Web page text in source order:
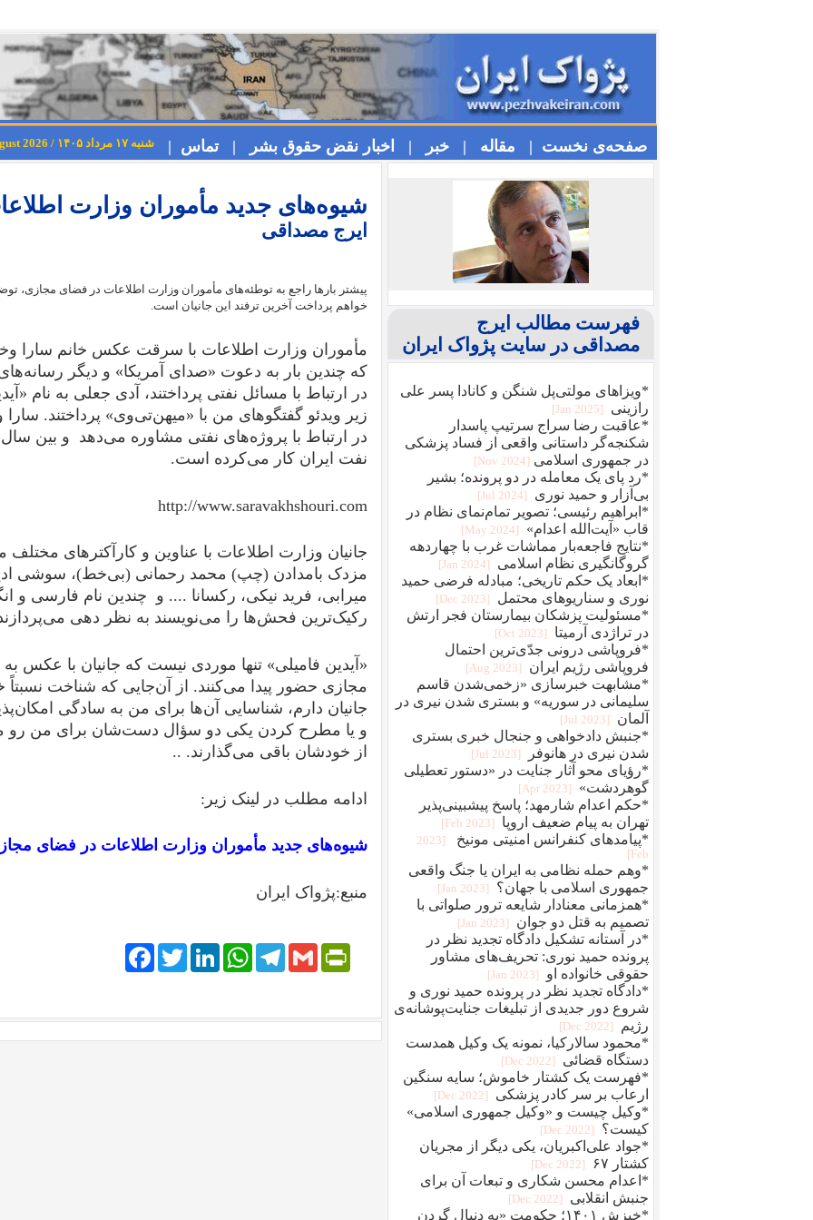
صفحه‌ی نخست | مقاله | خبر | اخبار نقض حقوق بشر | تماس | شنبه ۱۷ مرداد ۱۴۰۵ / Saturday 8th August 2026
شیوه‌های جدید مأموران وزارت
ایرج مصداقی
پیشتر بارها راجع به توطئه‌های مأموران وزارت اطلاعات در فضای مجازی،
خواهم پرداخت آخرین ترفند این جانیان است.
مأموران وزارت اطلاعات با سرقت عکس خانم سارا
که چندین بار به دعوت «صدای آمریکا» و دیگر
در ارتباط با مسائل نفتی پرداختند، آدی جعلی به نام
زیر ویدئو‌ گفتگوهای من با «میهن‌تی‌وی» پرداختند.
نفت ایران کار می‌کرده است.
http://www.saravakhshouri.com
مزدک بامدادن (چپ) محمد رحمانی (بی‌خط)، سوشی
میرابی، فرید نیکی، رکسانا .... و چندین نام فارسی و
رکیک‌ترین فحش‌ها را می‌نویسند به نظر دهی
«آیدین فامیلی» تنها موردی نیست که جانیان با
مجازی حضور پیدا می‌کنند. از آن‌جایی که شناخت
جانیان دارم، شناسایی آن‌ها برای من به سادگی
و یا مطرح کردن یکی دو سؤال دست‌شان برای من رو
از خودشان باقی می‌گذارند. ..
ادامه مطلب در لینک زیر:
شیوه‌های جدید مأموران وزارت اطلاعات در فضای
منبع:پژواک ایران
FacebookTwitterLinkedIn
WhatsAppTelegramGmail
PrintFriendly
فهرست مطالب ایرج
مصداقی در سایت پژواک ایران
*ویزا‌های مولتی‌پل شنگن و کانادا پسر علی
رازینی
[2025 Jan]
*عاقبت رضا سراج سرتيپ پاسدار
شکنجه‌گر داستانی واقعی از فساد پزشکی
در جمهوری اسلامی [2024 Nov]
*رد پای یک معامله در دو پرونده؛ بشیر
بی‌آزار و حمید نوری
[2024 Jul]
*ابراهیم رئیسی؛ تصویر تمام‌نمای نظام در
قاب «آیت‌الله اعدام»
[2024 May]
*نتایج فاجعه‌بار مماشات غرب با چهاردهه
گروگانگیری نظام اسلامی
[2024 Jan]
*ابعاد یک حکم تاریخی؛ مبادله فرضی حمید
نوری و سناریوهای محتمل
[2023 Dec]
*مسئولیت پزشکان بیمارستان فجر ارتش
در تراژدی آرمیتا
[2023 Oct]
*فروپاشی درونی جدّی‌ترین احتمال
فروپاشی رژیم ایران
[2023 Aug]
*مشابهت خبرسازی «زخمی‌شدن قاسم
سلیمانی در سوریه» و بستری شدن نیری در
آلمان
[2023 Jul]
*جنبش دادخواهی و جنجال خبری بستری
شدن نیری در هانوفر
[2023 Jul]
*رؤیای محو آثار جنایت در «دستور تعطیلی
گوهردشت»
[2023 Apr]
*حکم اعدام شارمهد؛ پاسخ پیشبینی‌پذیر
تهران به پیام ضعیف اروپا
[2023 Feb]
*پیامدهای کنفرانس امنیتی مونیخ
[2023
Feb]
*وهم حمله نظامی به ایران یا جنگ واقعی
جمهوری اسلامی با جهان؟
[2023 Jan]
*همزمانی معنادار شایعه ترور صلواتی با
تصمیم به قتل دو جوان
[2023 Jan]
*در آستانه تشکیل دادگاه تجدید نظر در
پرونده حمید نوری: تحریف‌های مشاور
حقوقی خانواده او
[2023 Jan]
*دادگاه تجدید نظر در پرونده حمید نوری و
شروع دور جدیدی از تبلیغات جنایت‌پوشانه‌ی
رژیم
[2022 Dec]
*محمود سالارکیا، نمونه یک وکیل همدست
دستگاه قضائی
[2022 Dec]
*فهرست یک کشتار خاموش؛ سایه سنگین
ارعاب بر سر کادر پزشکی
[2022 Dec]
*وکیل چیست و «وکیل جمهوری اسلامی»
کیست؟
[2022 Dec]
*جواد علی‌اکبریان، یکی دیگر از مجریان
کشتار ۶۷
[2022 Dec]
*اعدام محسن شکاری و تبعات آن برای
جنبش انقلابی
[2022 Dec]
*خیزش ۱۴۰۱؛ حکومت «به دنبال گردن